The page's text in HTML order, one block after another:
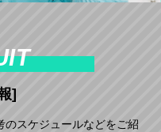
]
のスケジュールなどをご紹